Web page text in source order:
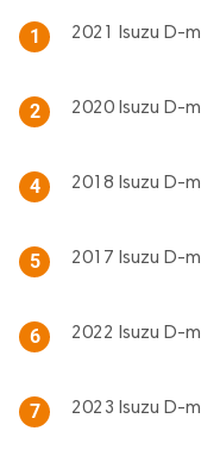
1 2021 Isuzu D-
2 2020 Isuzu D-
4 2018 Isuzu D-
5 2017 Isuzu D-
6 2022 Isuzu D-
7 2023 Isuzu D-